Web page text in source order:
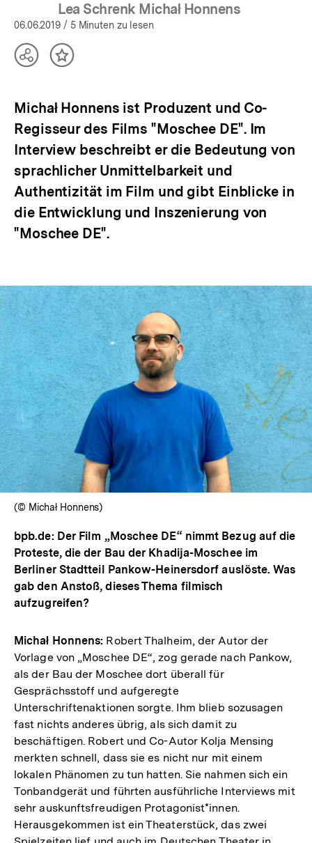
öffnen
Lea Schrenk Michał Honnens
06.06.2019 / 5 Minuten zu lesen
TeilenInhalt
Michał Honnens ist Produzent und Co-
Regisseur des Films "Moschee DE". Im
Interview beschreibt er die Bedeutung von
sprachlicher Unmittelbarkeit und
Authentizität im Film und gibt Einblicke in
die Entwicklung und Inszenierung von
"Moschee DE".
(© Michał Honnens)
bpb.de: Der Film „Moschee DE“ nimmt Bezug auf die
Proteste, die der Bau der Khadija-Moschee im
Berliner Stadtteil Pankow-Heinersdorf auslöste. Was
gab den Anstoß, dieses Thema filmisch
aufzugreifen?
Michał Honnens: Robert Thalheim, der Autor der
Vorlage von „Moschee DE“, zog gerade nach Pankow,
als der Bau der Moschee dort überall für
Gesprächsstoff und aufgeregte
Unterschriftenaktionen sorgte. Ihm blieb sozusagen
fast nichts anderes übrig, als sich damit zu
beschäftigen. Robert und Co-Autor Kolja Mensing
merkten schnell, dass sie es nicht nur mit einem
lokalen Phänomen zu tun hatten. Sie nahmen sich ein
Tonbandgerät und führten ausführliche Interviews mit
sehr auskunftsfreudigen Protagonist*innen.
Herausgekommen ist ein Theaterstück, das zwei